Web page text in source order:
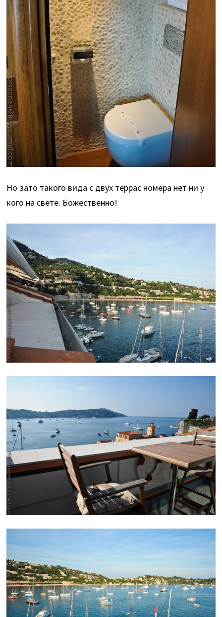
Но зато такого вида с двух террас номера нет ни у
кого на свете. Божественно!